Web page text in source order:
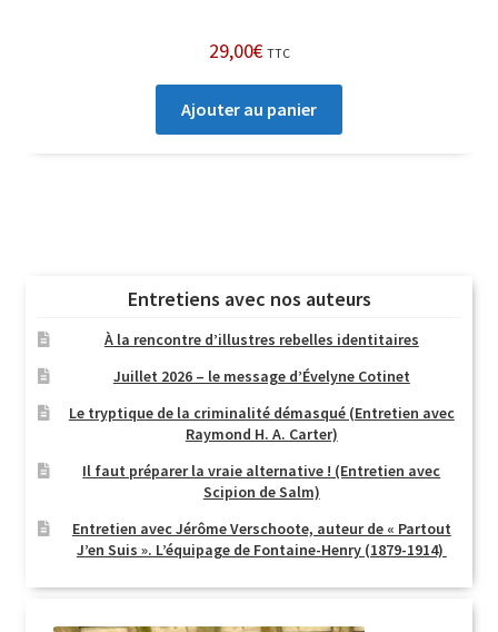
29,00€ TTC
Ajouter au panier
Entretiens avec nos auteurs
À la rencontre d’illustres rebelles identitaires
Juillet 2026 – le message d’Évelyne Cotinet
Le tryptique de la criminalité démasqué (Entretien avec
Raymond H. A. Carter)
Il faut préparer la vraie alternative ! (Entretien avec
Scipion de Salm)
Entretien avec Jérôme Verschoote, auteur de « Partout
J’en Suis ». L’équipage de Fontaine-Henry (1879-1914)